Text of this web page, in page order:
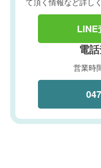
LINE
電
営業時